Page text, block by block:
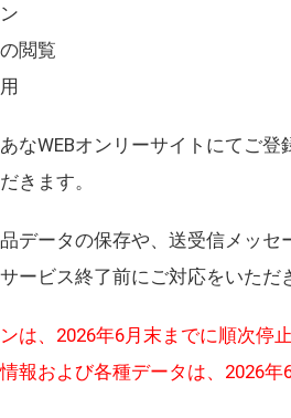
閲覧
なWEBオンリーサイトにてご登
きます。
データの保存や、送受信メッ
ービス終了前にご対応をいただ
は、2026年6月末までに順次停
報および各種データは、2026